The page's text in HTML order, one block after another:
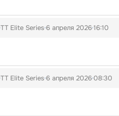
TT Elite Series 6 апреля 202616:10
TT Elite Series 6 апреля 202608:30